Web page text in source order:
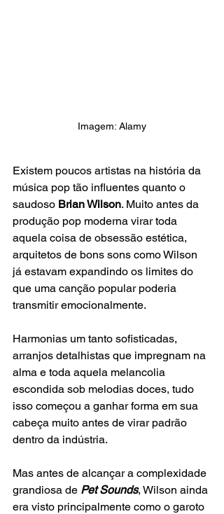
Imagem: Alamy
Existem poucos artistas na história da
música pop tão influentes quanto o
saudoso Brian Wilson. Muito antes da
produção pop moderna virar toda
aquela coisa de obsessão estética,
arquitetos de bons sons como Wilson
já estavam expandindo os limites do
que uma canção popular poderia
transmitir emocionalmente.
Harmonias um tanto sofisticadas,
arranjos detalhistas que impregnam na
alma e toda aquela melancolia
escondida sob melodias doces, tudo
isso começou a ganhar forma em sua
cabeça muito antes de virar padrão
dentro da indústria.
Mas antes de alcançar a complexidade
grandiosa de Pet Sounds, Wilson ainda
era visto principalmente como o garoto